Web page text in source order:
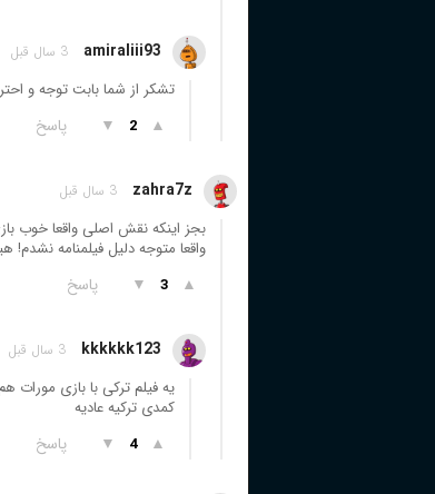
amiraliii93 3 سال قبل
تشکر از شما بابت توجه و
▲
2
▼ پاسخ
zahra7z 3 سال قبل
بجز اینکه نقش اصلی واقعا خوب
واقعا متوجه دلیل فیلمنامه
▲
3
▼ پاسخ
kkkkkk123 3 سال قبل
یه فیلم ترکی با بازی مورات
کمدی ترکیه عادیه
▲
4
▼ پاسخ